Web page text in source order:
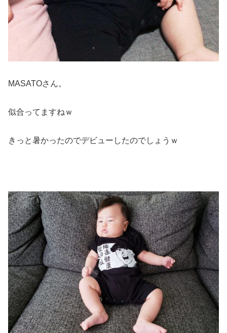
MASATOさん。
似合ってますねｗ
きっと暑かったのでデビューしたのでしょうｗ